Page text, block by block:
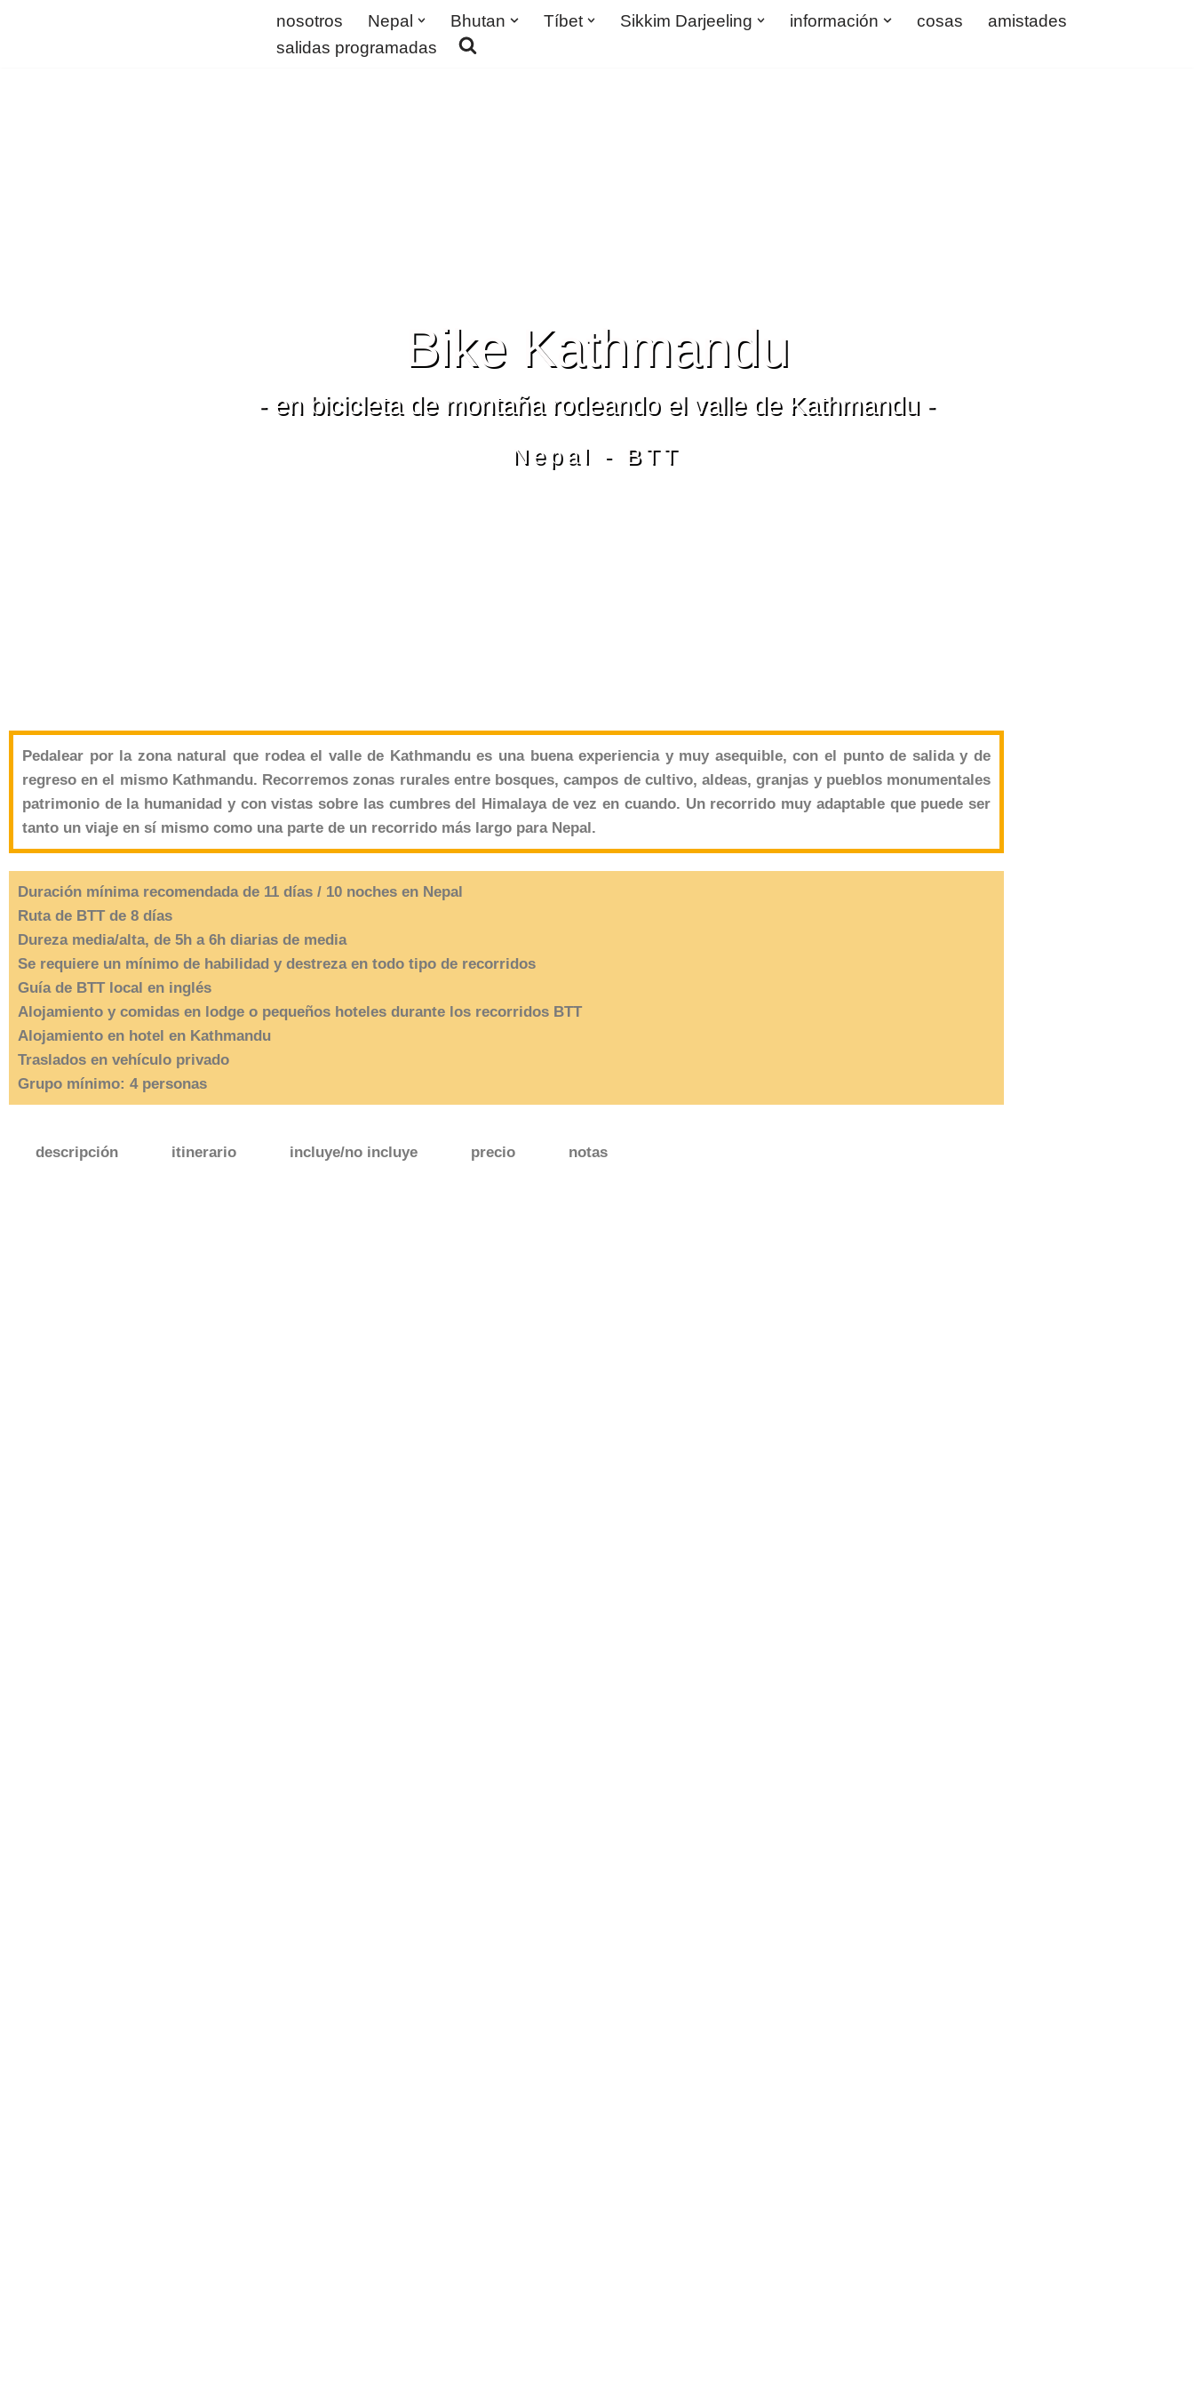
nosotros Nepal Bhutan Tíbet Sikkim Darjeeling información cosas
amistades
salidas programadas
Bike Kathmandu
- en bicicleta de montaña rodeando el valle de Kathmandu -
Nepal - BTT
Pedalear por la zona natural que rodea el valle de Kathmandu es una buena experiencia y muy asequible, con el punto de salida y de
regreso en el mismo Kathmandu. Recorremos zonas rurales entre bosques, campos de cultivo, aldeas, granjas y pueblos monumentales
patrimonio de la humanidad y con vistas sobre las cumbres del Himalaya de vez en cuando. Un recorrido muy adaptable que puede ser
tanto un viaje en sí mismo como una parte de un recorrido más largo para Nepal.
Duración mínima recomendada de 11 días / 10 noches en Nepal
Ruta de BTT de 8 días
Dureza media/alta, de 5h a 6h diarias de media
Se requiere un mínimo de habilidad y destreza en todo tipo de recorridos
Guía de BTT local en inglés
Alojamiento y comidas en lodge o pequeños hoteles durante los recorridos BTT
Alojamiento en hotel en Kathmandu
Traslados en vehículo privado
Grupo mínimo: 4 personas
descripción itinerario incluye/no incluye precio notas